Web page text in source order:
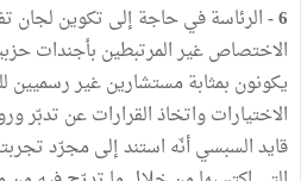
6 - الرئاسة في حاجة إلى تكوين لجان
الاختصاص غير المرتبطين بأجندات
يكونون بمثابة مستشارين غير رسميين
الاختيارات واتخاذ القرارات عن تدبّر
قايد السبسي أنّه استند إلى مجرّد